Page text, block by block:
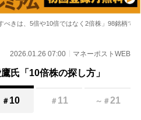
べきは、5倍や10倍ではなく2倍株」98銘柄
2026.01.26 07:00 マネーポストWEB
氏「10倍株の探し方」
＃ 10 ＃ 11 ～ ＃21